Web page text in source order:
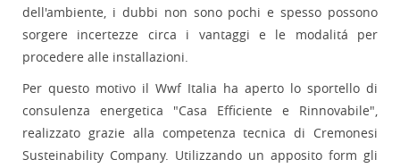
dell'ambiente, i dubbi non sono pochi e spesso possono
sorgere incertezze circa i vantaggi e le modalitá per
procedere alle installazioni.
Per questo motivo il Wwf Italia ha aperto lo sportello di
consulenza energetica "Casa Efficiente e Rinnovabile",
realizzato grazie alla competenza tecnica di Cremonesi
Susteinability Company. Utilizzando un apposito form gli